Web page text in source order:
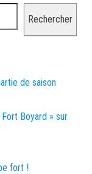
Rechercher
de saison
Boyard » sur
fort !